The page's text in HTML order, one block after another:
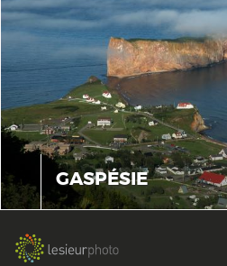
GASPÉSIE